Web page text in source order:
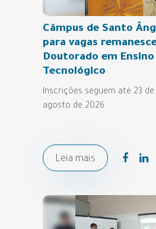
Câmpus de Santo
para vagas
Doutorado em
Tecnológico
Inscrições seguem até 23
agosto de 2026
Leia mais